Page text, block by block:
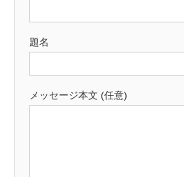
題名
メッセージ本文 (任意)